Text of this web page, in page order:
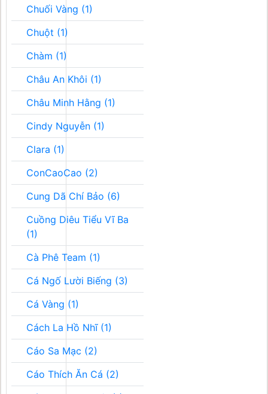
Chuối Vàng (1)
Chuột (1)
Chàm (1)
Châu An Khôi (1)
Châu Minh Hằng (1)
Cindy Nguyễn (1)
Clara (1)
ConCaoCao (2)
Cung Dã Chí Bảo (6)
Cuồng Diêu Tiểu Vĩ Ba
(1)
Cà Phê Team (1)
Cá Ngố Lười Biếng (3)
Cá Vàng (1)
Cách La Hồ Nhĩ (1)
Cáo Sa Mạc (2)
Cáo Thích Ăn Cá (2)